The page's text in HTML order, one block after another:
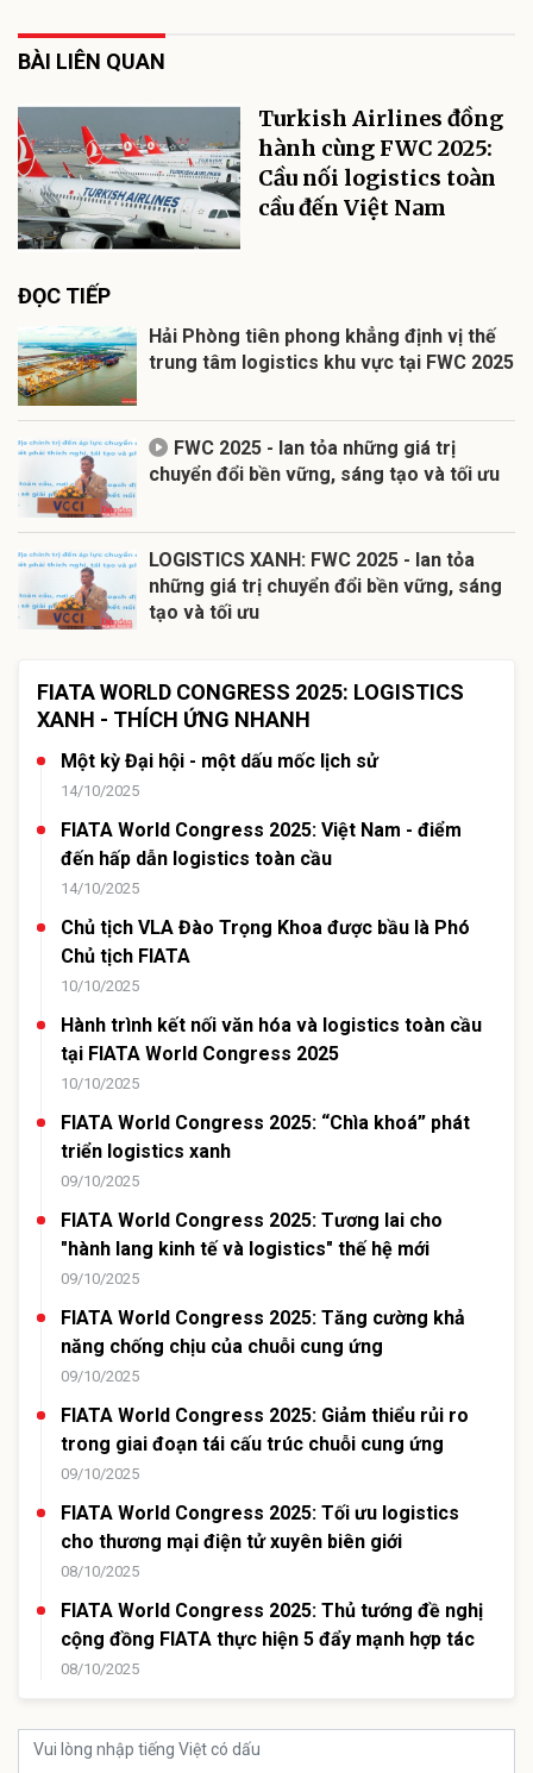
BÀI LIÊN QUAN
Turkish Airlines đồng
hành cùng FWC 2025:
Cầu nối logistics toàn
cầu đến Việt Nam
ĐỌC TIẾP
Hải Phòng tiên phong khẳng định vị thế
trung tâm logistics khu vực tại FWC 2025
FWC 2025 - lan tỏa những giá trị
chuyển đổi bền vững, sáng tạo và tối ưu
LOGISTICS XANH: FWC 2025 - lan tỏa
những giá trị chuyển đổi bền vững, sáng
tạo và tối ưu
FIATA WORLD CONGRESS 2025: LOGISTICS
XANH - THÍCH ỨNG NHANH
Một kỳ Đại hội - một dấu mốc lịch sử
14/10/2025
FIATA World Congress 2025: Việt Nam - điểm
đến hấp dẫn logistics toàn cầu
14/10/2025
Chủ tịch VLA Đào Trọng Khoa được bầu là Phó
Chủ tịch FIATA
10/10/2025
Hành trình kết nối văn hóa và logistics toàn cầu
tại FIATA World Congress 2025
10/10/2025
FIATA World Congress 2025: “Chìa khoá” phát
triển logistics xanh
09/10/2025
FIATA World Congress 2025: Tương lai cho
"hành lang kinh tế và logistics" thế hệ mới
09/10/2025
FIATA World Congress 2025: Tăng cường khả
năng chống chịu của chuỗi cung ứng
09/10/2025
FIATA World Congress 2025: Giảm thiểu rủi ro
trong giai đoạn tái cấu trúc chuỗi cung ứng
09/10/2025
FIATA World Congress 2025: Tối ưu logistics
cho thương mại điện tử xuyên biên giới
08/10/2025
FIATA World Congress 2025: Thủ tướng đề nghị
cộng đồng FIATA thực hiện 5 đẩy mạnh hợp tác
08/10/2025